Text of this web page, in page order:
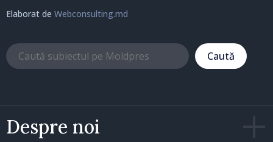
Despre noi
Elaborat de Webconsulting.md
Caută